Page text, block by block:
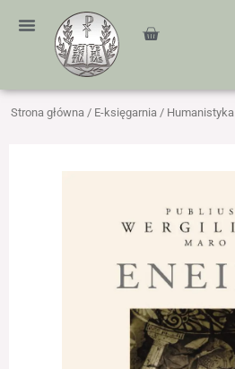
treści
Cart
Strona główna / E-księgarnia / Humanistyka